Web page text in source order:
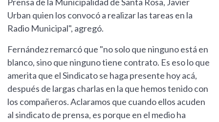
Urban quien los convocó a realizar las tareas en la
Radio Municipal", agregó.
Fernández remarcó que "no solo que ninguno está en
blanco, sino que ninguno tiene contrato. Es eso lo que
amerita que el Sindicato se haga presente hoy acá,
después de largas charlas en la que hemos tenido con
los compañeros. Aclaramos que cuando ellos acuden
al sindicato de prensa, es porque en el medio ha